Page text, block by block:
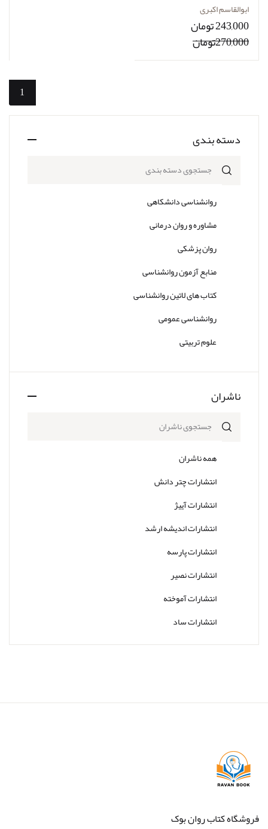
دسته بندی
روانشناسی دانشکاهی
مشاوره و روان درمانی
روان پزشکی
منابع آزمون روانشناسی
کتاب های لاتین روانشناسی
روانشناسی عمومی
علوم تربیتی
ناشران
همه ناشران
انتشارات چتر دانش
انتشارات آییژ
انتشارات اندیشه ارشد
انتشارات پارسه
انتشارات نصیر
انتشارات آموخته
انتشارات ساد
انتشارات کتاب جوانان
ابوالقاسم اکبری
243,000 تومان
270,000تومان
1
فروشگاه کتاب روان بوک